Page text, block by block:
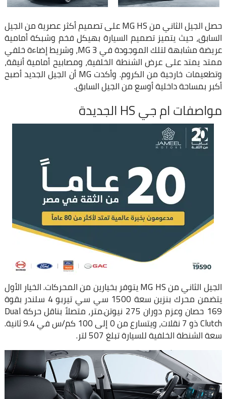
حصل الجيل الثاني من MG HS على تصميم أكثر عصرية من الجيل
السابق، حيث يتميز تصميم السيارة بهيكل فخم وشبكة أمامية
عريضة مشابهة لتلك الموجودة في MG 3، وشريط إضاءة خلفي
ممتد يمتد على عرض الشنطة الخلفية، ومصابيح أمامية أنيقة،
وتطعيمات خارجية من الكروم. وأكدت MG أن الجيل الجديد أصبح
أكبر بمساحة داخلية أوسع من الجيل السابق.
مواصفات ام جي HS الجديدة
الجيل الثاني من MG HS يتوفر بخيارين من المحركات. الخيار الأول
يتضمن محرك بنزين سعة 1500 سي سي تيربو 4 سلندر بقوة
169 حصان وعزم دوران 275 نيوتن.متر، متصلاً بناقل حركة Dual
Clutch ذو 7 نقلات، ويتسارع من 0 إلى 100 كم/س في 9.4 ثانية.
سعة الشنطة الخلفية للسيارة تبلغ 507 لتر.